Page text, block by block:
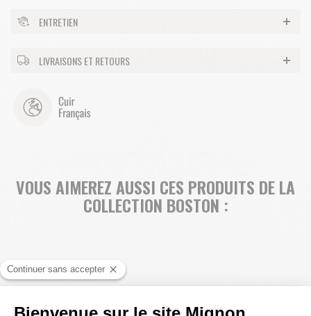
ENTRETIEN
LIVRAISONS ET RETOURS
VOUS AIMEREZ AUSSI CES PRODUITS DE LA
COLLECTION BOSTON :